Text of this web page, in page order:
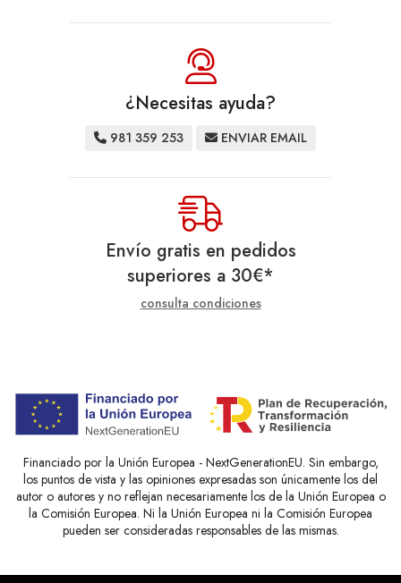
¿Necesitas ayuda?
981 359 253 ENVIAR EMAIL
Envío gratis en pedidos
superiores a 30€*
consulta condiciones
Financiado por la Unión Europea - NextGenerationEU. Sin embargo,
los puntos de vista y las opiniones expresadas son únicamente los del
autor o autores y no reflejan necesariamente los de la Unión Europea o
la Comisión Europea. Ni la Unión Europea ni la Comisión Europea
pueden ser consideradas responsables de las mismas.